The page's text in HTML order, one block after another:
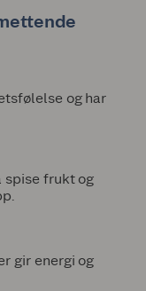
og har
spise frukt og
gir energi og